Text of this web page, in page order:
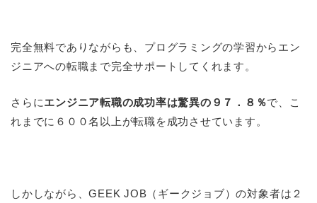
完全無料でありながらも、プログラミングの学習からエン
ジニアへの転職まで完全サポートしてくれます。
さらにエンジニア転職の成功率は驚異の９７．８％で、こ
れまでに６００名以上が転職を成功させています。
しかしながら、GEEK JOB（ギークジョブ）の対象者は２